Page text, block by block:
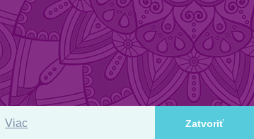
Viac Zatvoriť